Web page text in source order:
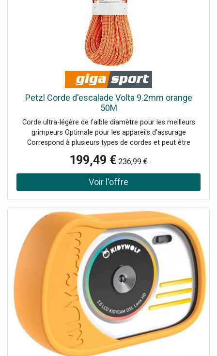
Petzl Corde d'escalade Volta 9.2mm orange
50M
Corde ultra-légère de faible diamètre pour les meilleurs
grimpeurs Optimale pour les appareils d'assurage
Correspond à plusieurs types de cordes et peut être
Utilisation sur rocher, mixte, neige ou glace L'imprégnation
Duratec Dry augmente la résistance à l'eau, à la saleté et à
l'abrasion La finition UltraSonic augmente la durabilité et
empêche l'éclatement de l'extrémité de la corde La
déroulement par l'utilisateur et augmente la durée de vie
Marquage Middle Mark : marquage du milieu de la corde
pour simplifier les manœuvres de corde Finition EverFlex :
finition thermique spéciale, stabilise les fils et rend la
corde plus homogène Diamètre : 9,2 mm Poids au mètre :
199,49 € 236,99 €